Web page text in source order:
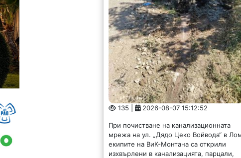
135 | 2026-08-07 15:12:52
При почистване на канализационната
мрежа на ул. „Дядо Цеко Войвода“ в
екипите на ВиК-Монтана са открили
изхвърлени в канализацията, парцали,